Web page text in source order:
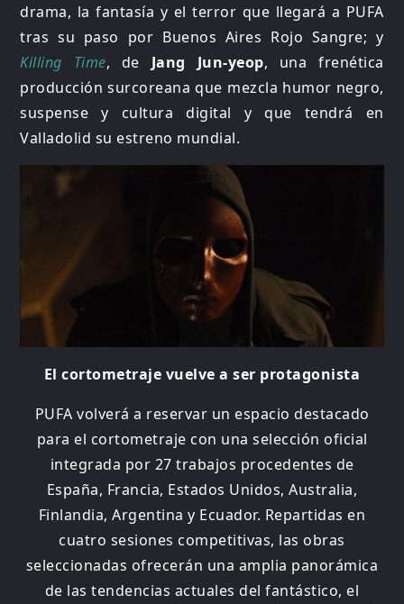
drama, la fantasía y el terror que llegará a PUFA
tras su paso por Buenos Aires Rojo Sangre; y
Killing Time, de Jang Jun-yeop, una frenética
producción surcoreana que mezcla humor negro,
suspense y cultura digital y que tendrá en
Valladolid su estreno mundial.
El cortometraje vuelve a ser protagonista
PUFA volverá a reservar un espacio destacado
para el cortometraje con una selección oficial
integrada por 27 trabajos procedentes de
España, Francia, Estados Unidos, Australia,
Finlandia, Argentina y Ecuador. Repartidas en
cuatro sesiones competitivas, las obras
seleccionadas ofrecerán una amplia panorámica
de las tendencias actuales del fantástico, el